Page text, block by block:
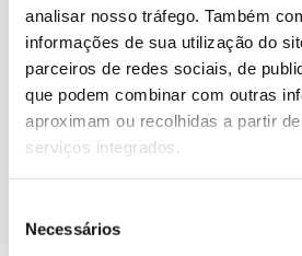
analisar nosso tráfego. Também
informações de sua utilização do
parceiros de redes sociais, de
que podem combinar com outras
aproximam ou recolhidas a partir
serviços integrados.
Necessários
Informações